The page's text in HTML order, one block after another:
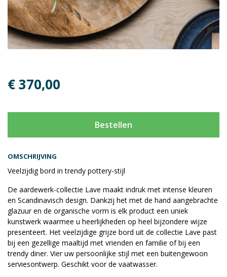
OMSCHRIJVING
Veelzijdig bord in trendy pottery-stijl
De aardewerk-collectie Lave maakt indruk met intense kleuren
en Scandinavisch design. Dankzij het met de hand aangebrachte
glazuur en de organische vorm is elk product een uniek
kunstwerk waarmee u heerlijkheden op heel bijzondere wijze
presenteert. Het veelzijdige grijze bord uit de collectie Lave past
bij een gezellige maaltijd met vrienden en familie of bij een
trendy diner. Vier uw persoonlijke stijl met een buitengewoon
serviesontwerp. Geschikt voor de vaatwasser.
€ 370,00
Bestellen